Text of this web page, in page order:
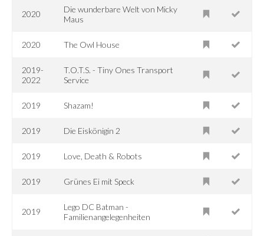
2020
Die wunderbare Welt von Micky
Maus
2020 The Owl House
2019-
2022
T.O.T.S. - Tiny Ones Transport
Service
2019 Shazam!
2019 Die Eiskönigin 2
2019 Love, Death & Robots
2019 Grünes Ei mit Speck
2019
Lego DC Batman -
Familienangelegenheiten